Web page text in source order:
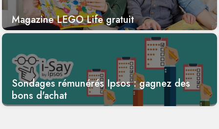
Magazine LEGO Life gratuit
Sondages rémunérés Ipsos : gagnez des
bons d'achat